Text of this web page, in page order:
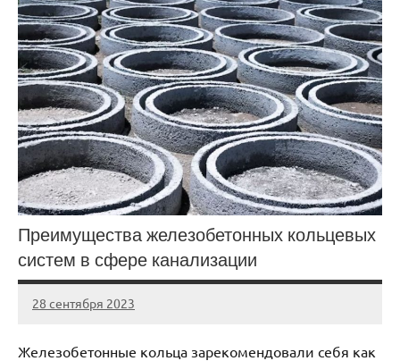
Преимущества железобетонных кольцевых
систем в сфере канализации
28 сентября 2023
Avtor
Нет
Железобетонные кольца зарекомендовали себя как